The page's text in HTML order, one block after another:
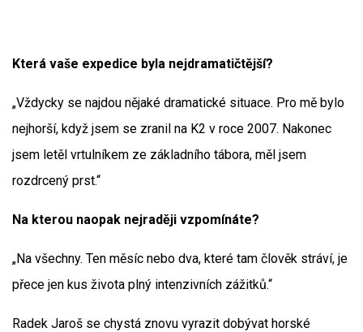
Která vaše expedice byla nejdramatičtější?
„Vždycky se najdou nějaké dramatické situace. Pro mě bylo
nejhorší, když jsem se zranil na K2 v roce 2007. Nakonec
jsem letěl vrtulníkem ze základního tábora, měl jsem
rozdrcený prst.“
Na kterou naopak nejraději vzpomínáte?
„Na všechny. Ten měsíc nebo dva, které tam člověk stráví, je
přece jen kus života plný intenzivních zážitků.“
Radek Jaroš se chystá znovu vyrazit dobývat horské